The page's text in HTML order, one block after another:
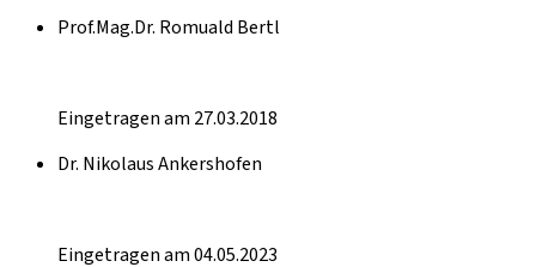
Prof.Mag.Dr. Romuald Bertl
Eingetragen am 27.03.2018
Dr. Nikolaus Ankershofen
Eingetragen am 04.05.2023